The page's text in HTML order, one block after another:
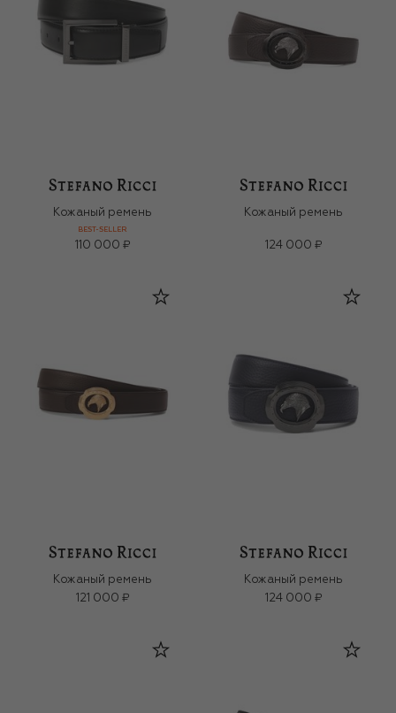
Кожаный ремень
BEST-SELLER
110 000 ₽
Кожаный ремень
124 000 ₽
Кожаный ремень
121 000 ₽
Кожаный ремень
124 000 ₽